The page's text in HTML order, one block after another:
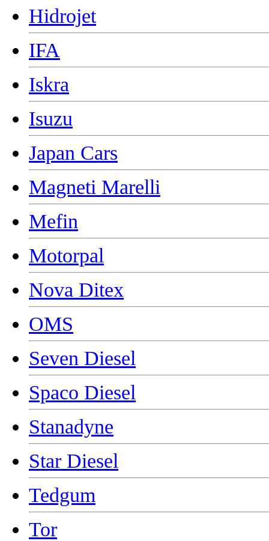
Hidrojet
IFA
Iskra
Isuzu
Japan Cars
Magneti Marelli
Mefin
Motorpal
Nova Ditex
OMS
Seven Diesel
Spaco Diesel
Stanadyne
Star Diesel
Tedgum
Tor